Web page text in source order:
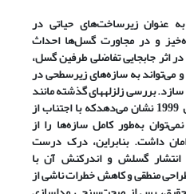
عنوان زیرساخت‌های حیاتی در
و در مجاورت گسل‌ها احداث
اثر جابجایی تفاضلی طرفین گسل،
به سازه‌های زیرسطحی در
بررسی زلزله‏های گذشته مانند
که با اجتناب از
به‌طور کامل سازه‌ها را از
داشت. بنابراین،درک درست
انتشار گسلش و اندرکنش آن با
منطقی و کاهش خطرات ناشی از